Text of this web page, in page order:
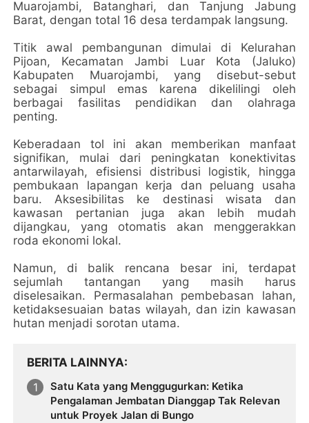
Muarojambi, Batanghari, dan Tanjung Jabung
Barat, dengan total 16 desa terdampak langsung.
Titik awal pembangunan dimulai di Kelurahan
Pijoan, Kecamatan Jambi Luar Kota (Jaluko)
Kabupaten Muarojambi, yang disebut-sebut
sebagai simpul emas karena dikelilingi oleh
berbagai fasilitas pendidikan dan olahraga
penting.
Keberadaan tol ini akan memberikan manfaat
signifikan, mulai dari peningkatan konektivitas
antarwilayah, efisiensi distribusi logistik, hingga
pembukaan lapangan kerja dan peluang usaha
baru. Aksesibilitas ke destinasi wisata dan
kawasan pertanian juga akan lebih mudah
dijangkau, yang otomatis akan menggerakkan
roda ekonomi lokal.
Namun, di balik rencana besar ini, terdapat
sejumlah tantangan yang masih harus
diselesaikan. Permasalahan pembebasan lahan,
ketidaksesuaian batas wilayah, dan izin kawasan
hutan menjadi sorotan utama.
BERITA LAINNYA
Satu Kata yang Menggugurkan: Ketika
Pengalaman Jembatan Dianggap Tak Relevan
untuk Proyek Jalan di Bungo